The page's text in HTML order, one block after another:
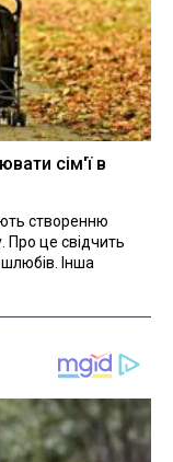
сім'ї в
створенню
Про це свідчить
Інша